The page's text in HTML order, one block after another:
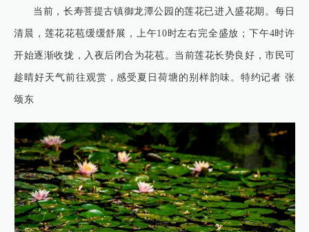
当前，长寿菩提古镇御龙潭公园的莲花已进入盛花期。每日
清晨，莲花花苞缓缓舒展，上午10时左右完全盛放；下午4时许
开始逐渐收拢，入夜后闭合为花苞。当前莲花长势良好，市民可
趁晴好天气前往观赏，感受夏日荷塘的别样韵味。特约记者 张
颂东